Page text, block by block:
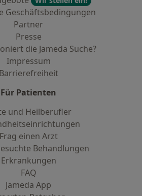
Geschäftsbedingungen
Partner
Presse
die Jameda Suche?
Impressum
Barrierefreiheit
Für Patienten
und Heilberufler
Frag einen Arzt
Behandlungen
Erkrankungen
FAQ
Jameda App